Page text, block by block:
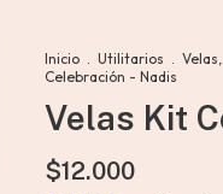
Inicio . Utilitarios .
Celebración - Nadis
Velas Kit
$12.000